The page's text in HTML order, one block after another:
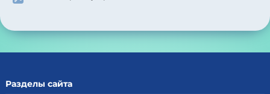
Разделы сайта